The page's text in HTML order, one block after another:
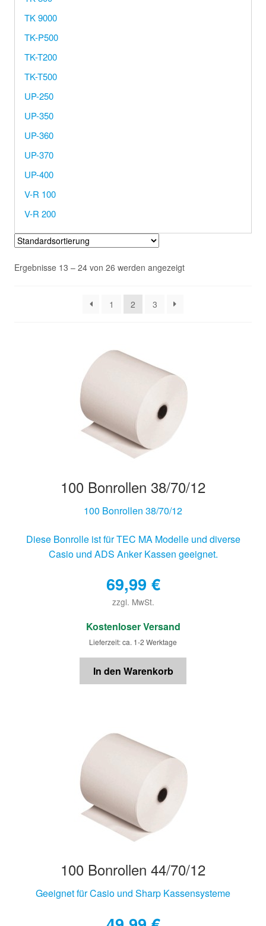
TK 9000
TK-P500
TK-T200
TK-T500
UP-250
UP-350
UP-360
UP-370
UP-400
V-R 100
V-R 200
Ergebnisse 13 – 24 von 26 werden angezeigt
1 2 3
100 Bonrollen 38/70/12
100 Bonrollen 38/70/12
Diese Bonrolle ist für TEC MA Modelle und diverse
Casio und ADS Anker Kassen geeignet.
69,99 €
zzgl. MwSt.
€
Kostenloser Versand
Lieferzeit: ca. 1-2 Werktage
In den Warenkorb
100 Bonrollen 44/70/12
Geeignet für Casio und Sharp Kassensysteme